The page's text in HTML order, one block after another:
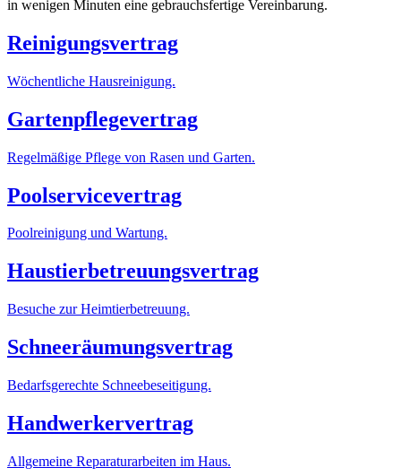
in wenigen Minuten eine gebrauchsfertige Vereinbarung.
Reinigungsvertrag
Wöchentliche Hausreinigung.
Gartenpflegevertrag
Regelmäßige Pflege von Rasen und Garten.
Poolservicevertrag
Poolreinigung und Wartung.
Haustierbetreuungsvertrag
Besuche zur Heimtierbetreuung.
Schneeräumungsvertrag
Bedarfsgerechte Schneebeseitigung.
Handwerkervertrag
Allgemeine Reparaturarbeiten im Haus.